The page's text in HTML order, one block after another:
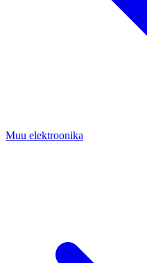
Muu elektroonika